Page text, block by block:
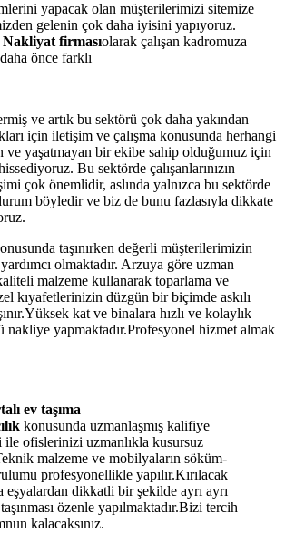
yapacak olan müşterilerimizi sitemize
gelenin çok daha iyisini yapıyoruz.
firmasıolarak çalışan kadromuza
önce farklı
ve artık bu sektörü çok daha yakından
için iletişim ve çalışma konusunda herhangi
ve yaşatmayan bir ekibe sahip olduğumuz için
Bu sektörde çalışanlarınızın
çok önemlidir, aslında yalnızca bu sektörde
böyledir ve biz de bunu fazlasıyla dikkate
taşınırken değerli müşterilerimizin
olmaktadır. Arzuya göre uzman
malzeme kullanarak toparlama ve
kıyafetlerinizin düzgün bir biçimde askılı
kat ve binalara hızlı ve kolaylık
nakliye yapmaktadır.Profesyonel hizmet almak
ev taşıma
konusunda uzmanlaşmış kalifiye
ile ofislerinizi uzmanlıkla kusursuz
malzeme ve mobilyaların söküm-
profesyonellikle yapılır.Kırılacak
eşyalardan dikkatli bir şekilde ayrı ayrı
özenle yapılmaktadır.Bizi tercih
kalacaksınız.